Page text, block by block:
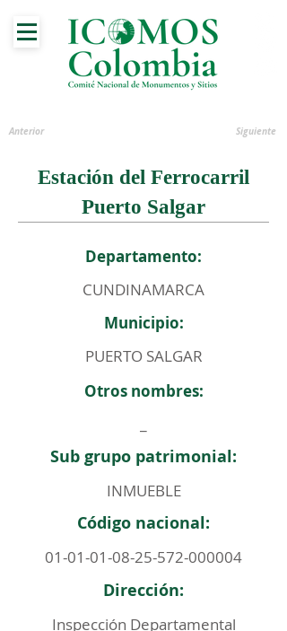
Anterior Siguiente
Estación del Ferrocarril
Puerto Salgar
Departamento:
CUNDINAMARCA
Municipio:
PUERTO SALGAR
Otros nombres:
Sub grupo patrimonial:
INMUEBLE
Código nacional:
01-01-01-08-25-572-000004
Dirección:
Inspección Departamental